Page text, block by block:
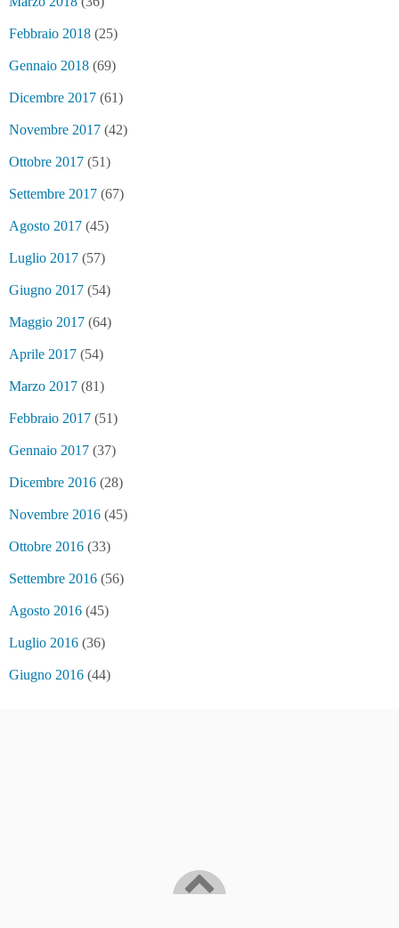
Febbraio 2018 (25)
Gennaio 2018 (69)
Dicembre 2017 (61)
Novembre 2017 (42)
Ottobre 2017 (51)
Settembre 2017 (67)
Agosto 2017 (45)
Luglio 2017 (57)
Giugno 2017 (54)
Maggio 2017 (64)
Aprile 2017 (54)
Marzo 2017 (81)
Febbraio 2017 (51)
Gennaio 2017 (37)
Dicembre 2016 (28)
Novembre 2016 (45)
Ottobre 2016 (33)
Settembre 2016 (56)
Agosto 2016 (45)
Luglio 2016 (36)
Giugno 2016 (44)